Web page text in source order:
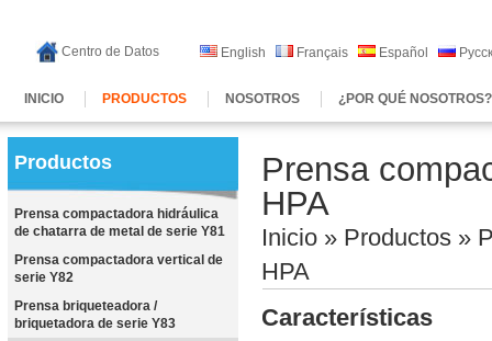
Centro de Datos English Français Español
INICIO PRODUCTOS NOSOTROS ¿POR QUÉ NOSOTROS?
Productos
Prensa compactadora hidráulica
de chatarra de metal de serie Y81
Prensa compactadora vertical de
serie Y82
Prensa briqueteadora /
briquetadora de serie Y83
Prensa
HPA
Inicio » Productos »
HPA
Características